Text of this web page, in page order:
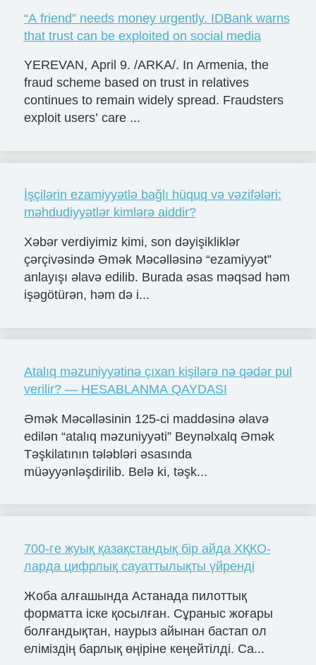
“A friend” needs money urgently. IDBank warns
that trust can be exploited on social media
YEREVAN, April 9. /ARKA/. In Armenia, the
fraud scheme based on trust in relatives
continues to remain widely spread. Fraudsters
exploit users’ care ...
İşçilərin ezamiyyətlə bağlı hüquq və vəzifələri:
məhdudiyyətlər kimlərə aiddir?
Xəbər verdiyimiz kimi, son dəyişikliklər
çərçivəsində Әmək Məcəlləsinə “ezamiyyət”
anlayışı əlavə edilib. Burada əsas məqsəd həm
işəgötürən, həm də i...
Atalıq məzuniyyətinə çıxan kişilərə nə qədər pul
verilir? — HESABLANMA QAYDASI
Әmək Məcəlləsinin 125-ci maddəsinə əlavə
edilən “atalıq məzuniyyəti” Beynəlxalq Әmək
Təşkilatının tələbləri əsasında
müəyyənləşdirilib. Belə ki, təşk...
700-ге жуық қазақстандық бір айда ХҚКО-
ларда цифрлық сауаттылықты үйренді
Жоба алғашында Астанада пилоттық
форматта іске қосылған. Сұраныс жоғары
болғандықтан, наурыз айынан бастап ол
еліміздің барлық өңіріне кеңейтілді. Са...